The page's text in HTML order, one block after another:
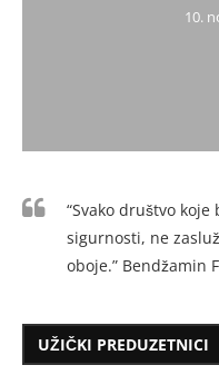
10.
“Svako društvo
sigurnosti, ne
oboje.” Bendžamin
UŽIČKI PREDUZETNICI